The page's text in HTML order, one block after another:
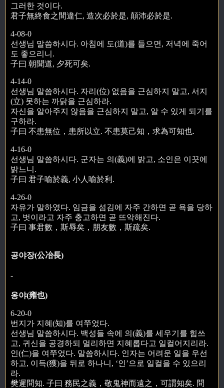
그러한 것이다.
君子無終食之間違仁, 造次必於是, 顛沛必於是.
4-08-0
선생님 말씀하시다. 아침에 도(道)를 들으면, 저녁에 죽어
도 좋으리니.
子曰 朝聞道, 夕死可矣.
4-14-0
선생님 말씀하시다. 자리(位) 없음을 근심하지 말고, 서지
(立) 못하는 까닭을 근심하라.
자신을 알아주지 않음을 근심하지 말고, 알 수 있게 되기를
구하라.
子曰 不患無位，患所以立. 不患莫己知，求為可知也.
4-16-0
선생님 말씀하시다. 군자는 의(義)에 밝고, 소인은 이끗에
밝느니.
子曰 君子喻於義, 小人喻於利.
4-26-0
자유가 말하였다. 임금을 섬김에 자주 간하면 곧 욕을 당하
고, 벗이라고 자주 충고하면 곧 뜨악해진다.
子曰 事君數，斯辱矣，朋友數，斯疏矣.
공야장(公冶長)
-
옹야(雍也)
6-20-0
번지가 지혜(知)를 여쭈었다.
선생님 말씀하시다. 백성들 속에 의(義)를 세우기를 힘쓰
고, 귀신을 공경하되 멀리하면 지혜롭다고 일컬어지리라.
인(仁)을 여쭈었다. 말씀하시다. 인자는 어려운 일을 우선
하고, 이득(獲)을 뒤로 하나니, ‘인’으로 일컬을 수 있으리
라.
樊遲問知. 子曰 務民之義，敬鬼神而遠之，可謂知矣. 問